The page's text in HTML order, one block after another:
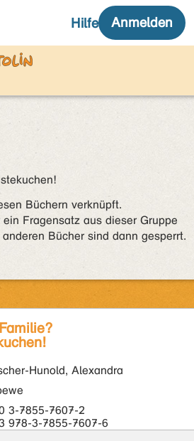
Büchern verknüpft.
Fragensatz aus dieser Gruppe
Bücher sind dann gesperrt.
Hunold, Alexandra
3-7855-7607-2
978-3-7855-7607-6